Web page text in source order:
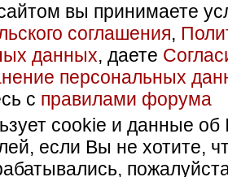
вы принимаете
соглашения,
данных, даете
персональных
с правилами форума
cookie и данные об
если Вы не хотите,